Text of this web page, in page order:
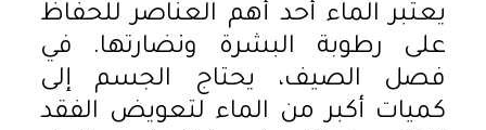
يعتبر الماء أحد أهم العناصر للحفاظ
على رطوبة البشرة ونضارتها. في
فصل الصيف، يحتاج الجسم إلى
كميات أكبر من الماء لتعويض الفقد